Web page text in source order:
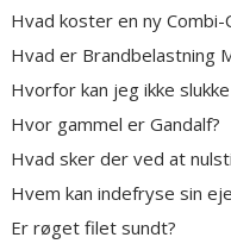
Hvad koster en ny Combi-
Hvad er Brandbelastning
Hvorfor kan jeg ikke
Hvor gammel er Gandalf?
Hvad sker der ved at
Hvem kan indefryse sin
Er røget filet sundt?